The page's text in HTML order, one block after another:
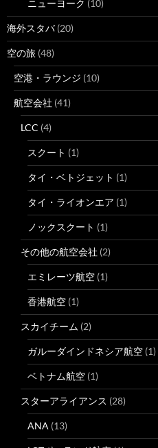
ニューヨーク (10)
海外スタバ(20)
空の旅 (48)
空港・ラウンジ (10)
航空会社 (41)
LCC (4)
スクート (1)
タイ・ベトジェット (1)
タイ・ライオンエア (1)
ノックスクート (1)
その他の航空会社 (2)
エミレーツ航空 (1)
香港航空 (1)
スカイチーム (2)
ガルーダインドネシア航空 (1)
ベトナム航空 (1)
スターアライアンス (28)
ANA (13)